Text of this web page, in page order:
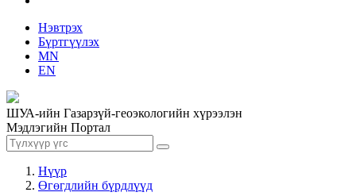
Нэвтрэх
Бүртгүүлэх
MN
EN
ШУА-ийн Газарзүй-геоэкологийн хүрээлэн
Мэдлэгийн Портал
Нүүр
Өгөгдлийн бүрдлүүд